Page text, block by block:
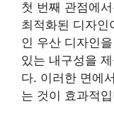
첫 번째 관점에
최적화된 디자인
인 우산 디자인
있는 내구성을
다. 이러한 면에
는 것이 효과적